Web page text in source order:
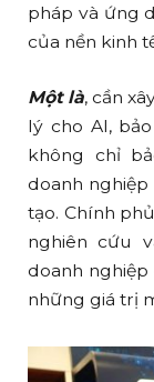
pháp và ứng
của nền kinh
Một là, cần
lý cho AI,
không chỉ
doanh nghiệp
tạo. Chính
nghiên cứu
doanh
những giá trị